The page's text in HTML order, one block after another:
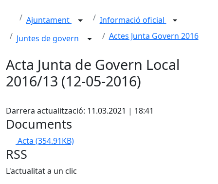
Ajuntament
Informació oficial
Juntes de govern
Actes Junta Govern 2016
Acta Junta de Govern Local
2016/13 (12-05-2016)
Darrera actualització: 11.03.2021 | 18:41
Documents
Acta (354.91KB)
RSS
L'actualitat a un clic